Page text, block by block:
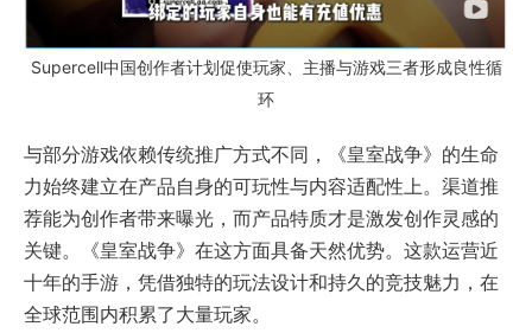
Supercell中国创作者计划促使玩家、主播与游戏三者形成良性循
环
与部分游戏依赖传统推广方式不同，《皇室战争》的生命
力始终建立在产品自身的可玩性与内容适配性上。渠道推
荐能为创作者带来曝光，而产品特质才是激发创作灵感的
关键。《皇室战争》在这方面具备天然优势。这款运营近
十年的手游，凭借独特的玩法设计和持久的竞技魅力，在
全球范围内积累了大量玩家。